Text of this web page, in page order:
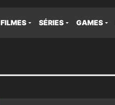
FILMES SÉRIES GAMES